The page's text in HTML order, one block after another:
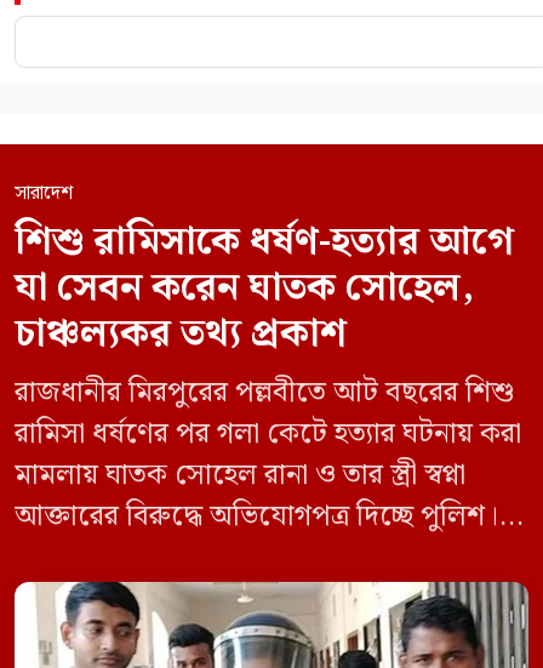
সারাদেশ
শিশু রামিসাকে ধর্ষণ-হত্যার আগে
যা সেবন করেন ঘাতক সোহেল,
চাঞ্চল্যকর তথ্য প্রকাশ
রাজধানীর মিরপুরের পল্লবীতে আট বছরের শিশু
রামিসা ধর্ষণের পর গলা কেটে হত্যার ঘটনায় করা
মামলায় ঘাতক সোহেল রানা ও তার স্ত্রী স্বপ্না
আক্তারের বিরুদ্ধে অভিযোগপত্র দিচ্ছে পুলিশ।
সেবন করেছিলেন বলে জবানবন্দিতে
জানিয়েছেন আসামি। রোববার (২৪ মে) সকালে